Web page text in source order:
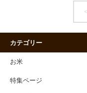
カテゴリー
お米
特集ページ